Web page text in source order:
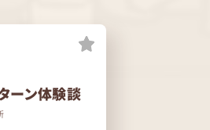
ーン体験談